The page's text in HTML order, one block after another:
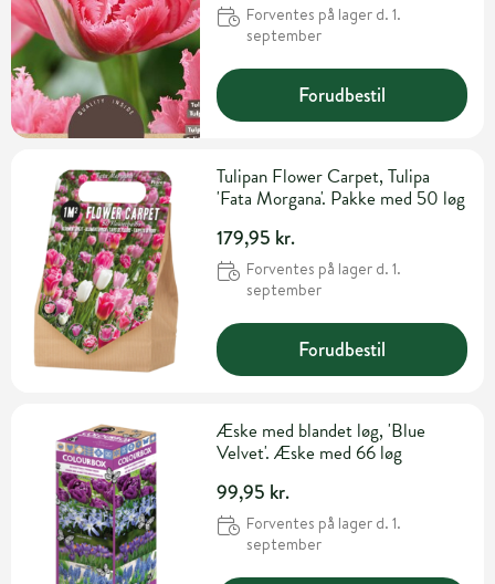
Forventes på lager d. 1.
september
Forudbestil
Tulipan Flower Carpet, Tulipa
'Fata Morgana'. Pakke med 50 løg
179,95 kr.
Forventes på lager d. 1.
september
Forudbestil
Æske med blandet løg, 'Blue
Velvet'. Æske med 66 løg
99,95 kr.
Forventes på lager d. 1.
september